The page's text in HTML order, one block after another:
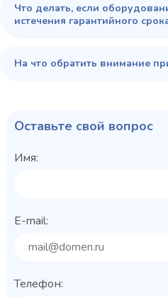
Что делать, если
истечения гарантийного
На что обратить внимание
Оставьте свой вопрос
Имя:
E-mail:
Телефон: